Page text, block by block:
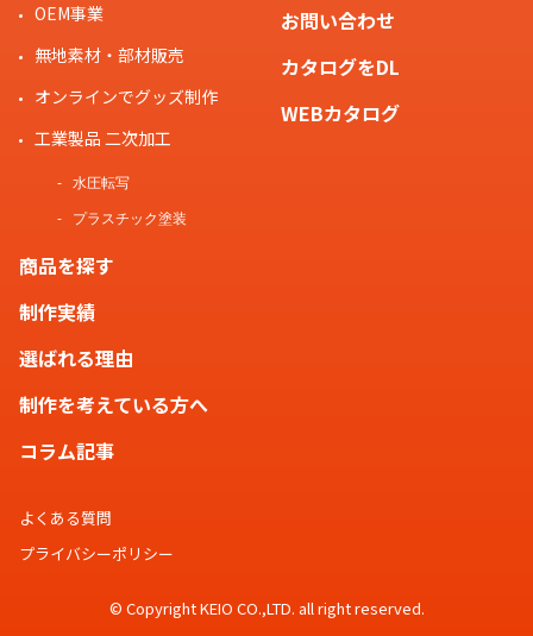
OEM事業
無地素材・部材販売
オンラインでグッズ制作
工業製品 二次加工
水圧転写
プラスチック塗装
商品を探す
制作実績
選ばれる理由
制作を考えている方へ
コラム記事
お問い合わせ
カタログをDL
WEBカタログ
よくある質問
プライバシーポリシー
© Copyright KEIO CO.,LTD. all right reserved.